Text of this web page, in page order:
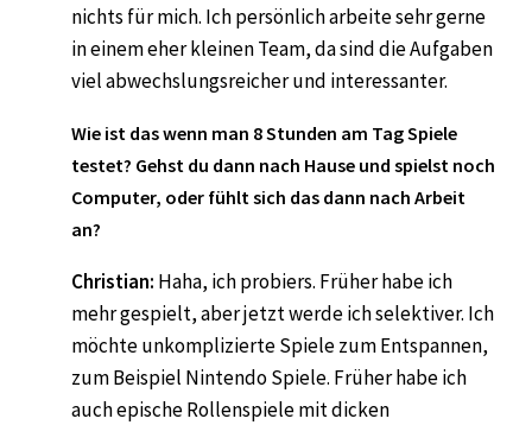
nichts für mich. Ich persönlich arbeite sehr gerne
in einem eher kleinen Team, da sind die Aufgaben
viel abwechslungsreicher und interessanter.
Wie ist das wenn man 8 Stunden am Tag Spiele
testet? Gehst du dann nach Hause und spielst noch
Computer, oder fühlt sich das dann nach Arbeit
an?
Christian: Haha, ich probiers. Früher habe ich
mehr gespielt, aber jetzt werde ich selektiver. Ich
möchte unkomplizierte Spiele zum Entspannen,
zum Beispiel Nintendo Spiele. Früher habe ich
auch epische Rollenspiele mit dicken